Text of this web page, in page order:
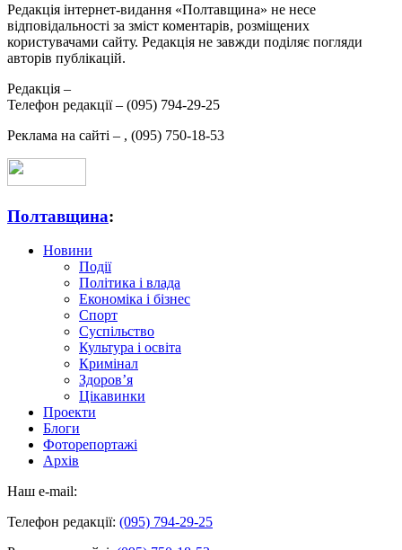
Редакція інтернет-видання «Полтавщина» не несе
відповідальності за зміст коментарів, розміщених
користувачами сайту. Редакція не завжди поділяє погляди
авторів публікацій.
Редакція –
Телефон редакції – (095) 794-29-25
Реклама на сайті – , (095) 750-18-53
Полтавщина:
Новини
Події
Політика і влада
Економіка і бізнес
Спорт
Суспільство
Культура і освіта
Кримінал
Здоров’я
Цікавинки
Проекти
Блоги
Фоторепортажі
Архів
Наш e-mail:
Телефон редакції: (095) 794-29-25